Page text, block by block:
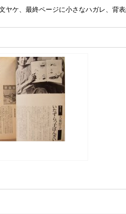
ヤケ、最終ページに小さなハガレ、背